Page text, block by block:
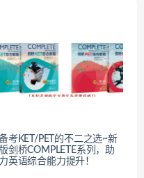
考KET/PET的不二之选~新
版剑桥COMPLETE系列，助
力英语综合能力提升！